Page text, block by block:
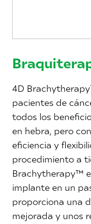
4D
pacientes de
todos los
en hebra, pero
eficiencia y
procedimiento a
Brachytherapy™
implante en un
proporciona una
mejorada y unos